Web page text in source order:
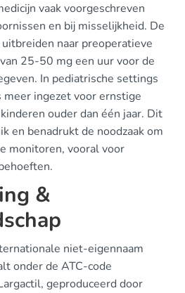
vaak voorgeschreven
en bij misselijkheid. De
naar preoperatieve
25-50 mg een uur voor de
In pediatrische settings
ingezet voor ernstige
ouder dan één jaar. Dit
en benadrukt de noodzaak om
monitoren, vooral voor
&
niet-eigennaam
onder de ATC-code
geproduceerd door